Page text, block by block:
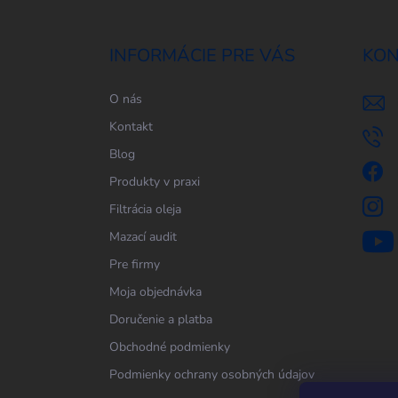
INFORMÁCIE PRE VÁS
O nás
Kontakt
Blog
Produkty v praxi
Filtrácia oleja
Mazací audit
Pre firmy
Moja objednávka
Doručenie a platba
Obchodné podmienky
Podmienky ochrany osobných údajov